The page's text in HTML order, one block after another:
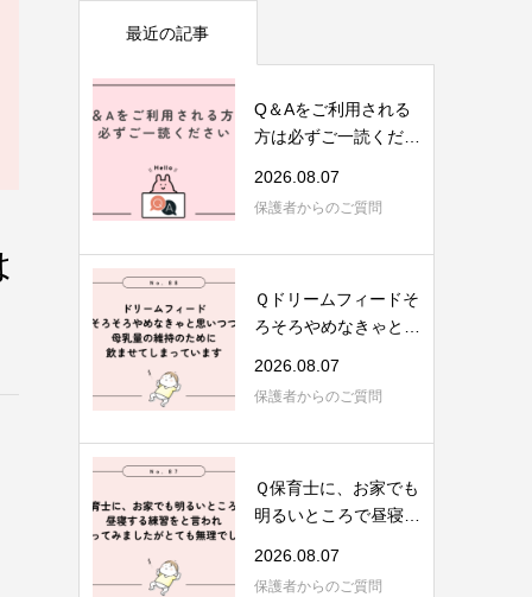
最近の記事
Q＆Aをご利用される
方は必ずご一読くださ
2026.08.07
保護者からのご質問
Ｑドリームフィードそ
ろそろやめなきゃと思
2026.08.07
保護者からのご質問
Ｑ保育士に、お家でも
明るいところで昼寝す
2026.08.07
保護者からのご質問